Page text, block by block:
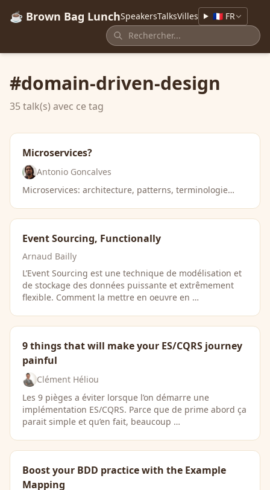
☕ Brown Bag LunchSpeakersTalksVilles 🇫🇷 FR
#domain-driven-design
35 talk(s) avec ce tag
Microservices?
Antonio Goncalves
Microservices: architecture, patterns, terminologie…
Event Sourcing, Functionally
Arnaud Bailly
L’Event Sourcing est une technique de modélisation et
de stockage des données puissante et extrêmement
flexible. Comment la mettre en oeuvre en …
9 things that will make your ES/CQRS journey
painful
Clément Héliou
Les 9 pièges a éviter lorsque l’on démarre une
implémentation ES/CQRS. Parce que de prime abord ça
parait simple et qu’en fait, beaucoup …
Boost your BDD practice with the Example
Mapping